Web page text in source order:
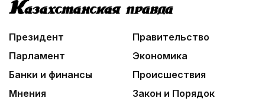
Президент
Правительство
Парламент
Экономика
Банки и финансы
Происшествия
Мнения
Закон и Порядок